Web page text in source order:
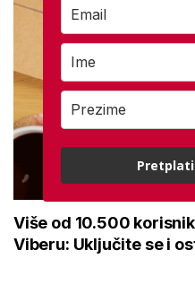
Više od 10.500
Viberu: Uključite se i